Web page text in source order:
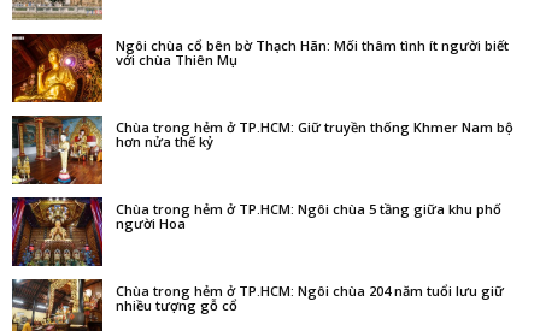
Ngôi chùa cổ bên bờ Thạch Hãn: Mối thâm tình ít người biết
với chùa Thiên Mụ
Chùa trong hẻm ở TP.HCM: Giữ truyền thống Khmer Nam bộ
hơn nửa thế kỷ
Chùa trong hẻm ở TP.HCM: Ngôi chùa 5 tầng giữa khu phố
người Hoa
Chùa trong hẻm ở TP.HCM: Ngôi chùa 204 năm tuổi lưu giữ
nhiều tượng gỗ cổ